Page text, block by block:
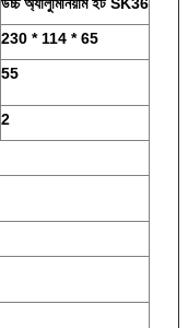
230 * 114 * 65
55
2